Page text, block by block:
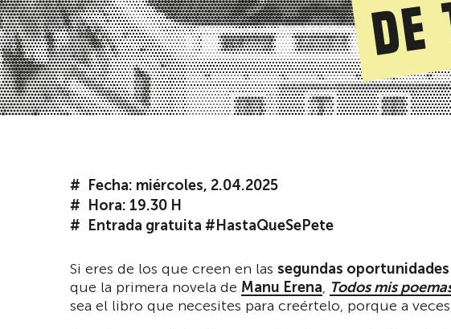
Fecha: miércoles, 2.04.2025
Hora: 19.30 H
Entrada gratuita #HastaQueSePete
Si eres de los que creen en las segundas
que la primera novela de Manu Erena, Todos mis
sea el libro que necesites para creértelo, porque a